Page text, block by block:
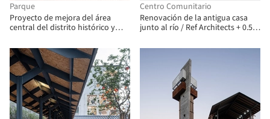
Parque
Proyecto de mejora del área
central del distrito histórico y
Centro Comunitario
Renovación de la antigua casa
junto al río / Ref Architects + 0.5m